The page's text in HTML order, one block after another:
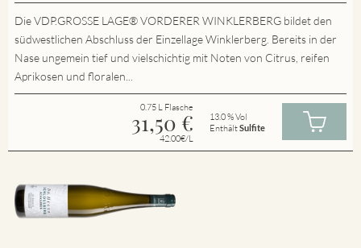
Die VDP.GROSSE LAGE® VORDERER WINKLERBERG bildet den
südwestlichen Abschluss der Einzellage Winklerberg. Bereits in der
Nase ungemein tief und vielschichtig mit Noten von Citrus, reifen
Aprikosen und floralen...
0.75 L Flasche
31,50 €
42.00€/L
13.0 % Vol
EnthältSulfite